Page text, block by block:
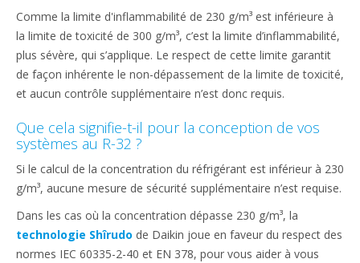
Comme la limite d'inflammabilité de 230 g/m³ est inférieure à
la limite de toxicité de 300 g/m³, c’est la limite d’inflammabilité,
plus sévère, qui s’applique. Le respect de cette limite garantit
de façon inhérente le non-dépassement de la limite de toxicité,
et aucun contrôle supplémentaire n’est donc requis.
Que cela signifie-t-il pour la conception de vos
systèmes au R-32 ?
Si le calcul de la concentration du réfrigérant est inférieur à 230
g/m³, aucune mesure de sécurité supplémentaire n’est requise.
Dans les cas où la concentration dépasse 230 g/m³, la
technologie Shîrudo de Daikin joue en faveur du respect des
normes IEC 60335-2-40 et EN 378, pour vous aider à vous